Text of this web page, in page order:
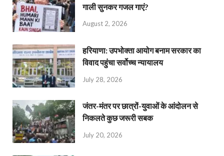
गाली सुनकर गजल गाएं?
August 2, 2026
हरियाणा: उपभोक्ता आयोग बनाम सरकार का
विवाद पहुंचा सर्वोच्च न्यायालय
July 28, 2026
जंतर-मंतर पर छात्रों-युवाओं के आंदोलन से
निकलते कुछ जरूरी सबक
July 20, 2026